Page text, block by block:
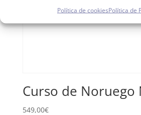
Política de cookiesPolítica de
Curso de Noruego
549,00€